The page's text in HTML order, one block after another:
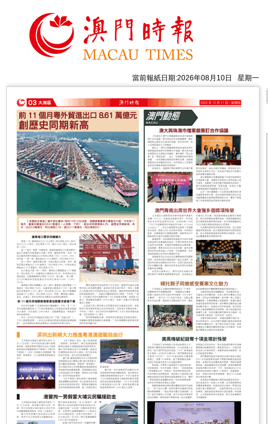
當前報紙日期:2026年08月10日 星期一